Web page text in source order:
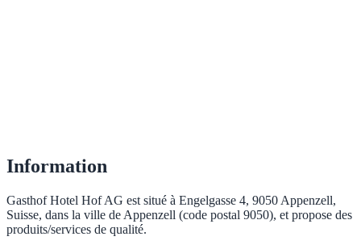
Information
Gasthof Hotel Hof AG est situé à Engelgasse 4, 9050 Appenzell,
Suisse, dans la ville de Appenzell (code postal 9050), et propose des
produits/services de qualité.